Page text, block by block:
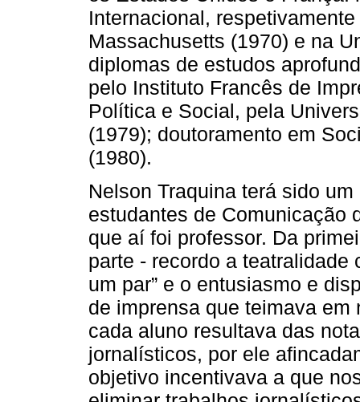
Internacional,
Massachusetts (1970) e na
diplomas de estudos
pelo Instituto Francês de
Política e Social, pela
(1979); doutoramento em
(1980).
Nelson Traquina terá sido
estudantes de Comunicação
que aí foi professor. Da
parte - recordo a teatralidade
um par” e o entusiasmo e
de imprensa que teimava
cada aluno resultava das
jornalísticos, por ele
objetivo incentivava a que